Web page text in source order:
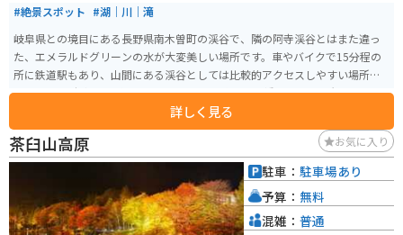
#絶景スポット #湖｜川｜滝
岐阜県との境目にある長野県南木曽町の渓谷で、隣の阿寺渓谷とはまた違っ
た、エメラルドグリーンの水が大変美しい場所です。車やバイクで15分程の
所に鉄道駅もあり、山間にある渓谷としては比較的アクセスしやすい場所に
あります。 駐車場は渓谷の入り口である恋路のつり橋周辺に2ヶ所、トイレも
あります。トイレと食事は渓谷の宿いちかわでも可能。清水と山菜を使用し
たそばが美味しいです。 駐車場に車もしくはバイクを駐め、つり橋からは徒
歩での移動となります。恋路のつり橋から最も水の色が濃く美しい黒渕まで
は、10分あればゆっくり歩いて写真を撮っても足ります。夏に訪れる人が多
いですが、春の若葉、秋の紅葉、冬の雪に色づく渓谷も魅力的です。
詳しく見る
茶臼山高原 お気に入り
駐車： 駐車場あり
予算： 無料
混雑： 普通